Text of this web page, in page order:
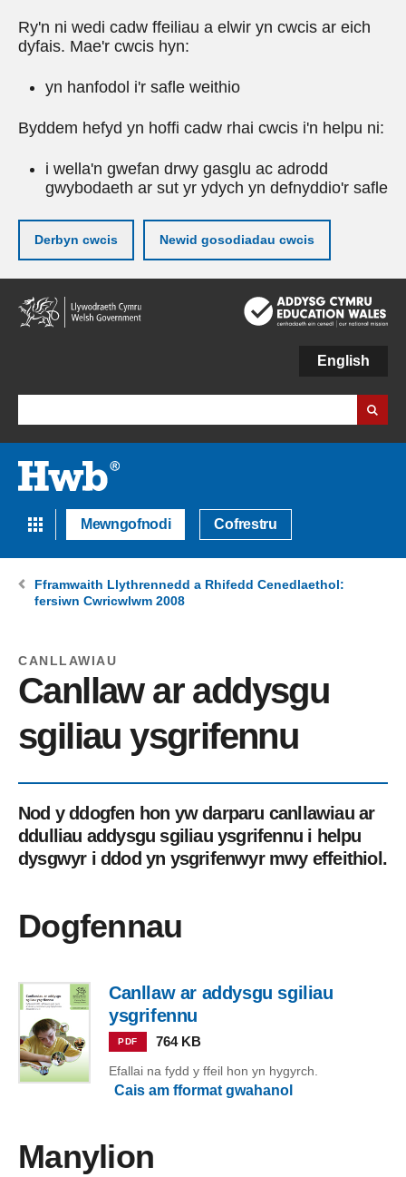
Ry'n ni wedi cadw ffeiliau a elwir yn cwcis ar eich
dyfais. Mae'r cwcis hyn:
yn hanfodol i'r safle weithio
Byddem hefyd yn hoffi cadw rhai cwcis i'n helpu ni:
i wella'n gwefan drwy gasglu ac adrodd
gwybodaeth ar sut yr ydych yn defnyddio'r safle
Derbyn cwcis Newid gosodiadau cwcis
Neidio
i'r
prif
English
Mewngofnodi Cofrestru
Fframwaith Llythrennedd a Rhifedd Cenedlaethol:
fersiwn Cwricwlwm 2008
CANLLAWIAU
Canllaw ar addysgu
sgiliau ysgrifennu
Nod y ddogfen hon yw darparu canllawiau ar
ddulliau addysgu sgiliau ysgrifennu i helpu
dysgwyr i ddod yn ysgrifenwyr mwy effeithiol.
Dogfennau
Canllaw ar addysgu sgiliau
ysgrifennu
PDF 764 KB
Efallai na fydd y ffeil hon yn hygyrch.
Cais am fformat gwahanol
Manylion